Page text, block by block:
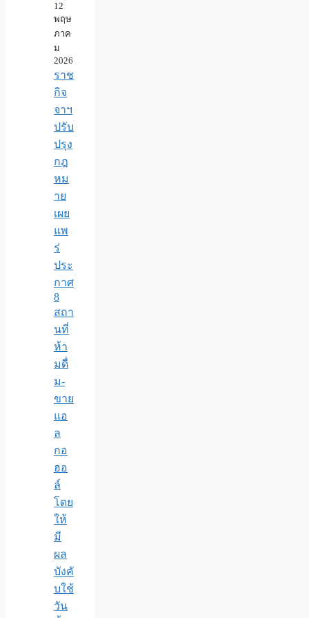
12
พฤษ
ภาค
ม
2026
ราช
กิจ
จาฯ
ปรับ
ปรุง
กฎ
หม
าย
เผย
แพ
ร่
ประ
กาศ
8
สถา
นที่
ห้า
มดื่
ม-
ขาย
แอ
ล
กอ
ฮอ
ล์
โดย
ให้
มี
ผล
บังคั
บใช้
วัน